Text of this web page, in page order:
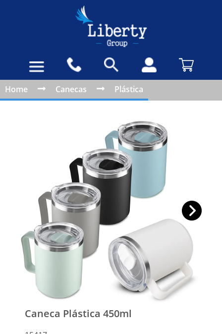
Home Canecas Plástica
Caneca Plástica 450ml